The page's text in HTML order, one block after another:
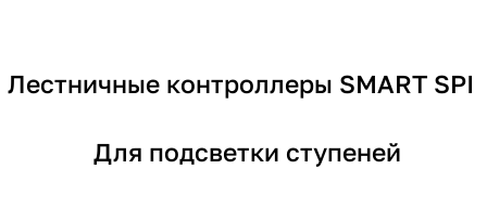
Лестничные контроллеры SMART SPI
Для подсветки ступеней